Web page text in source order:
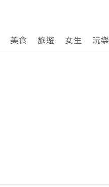
美食 旅遊 女生 玩樂